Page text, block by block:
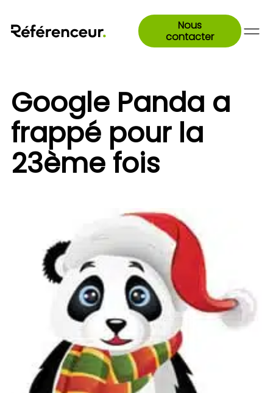
Nous
contacter
Google Panda a
frappé pour la
23ème fois